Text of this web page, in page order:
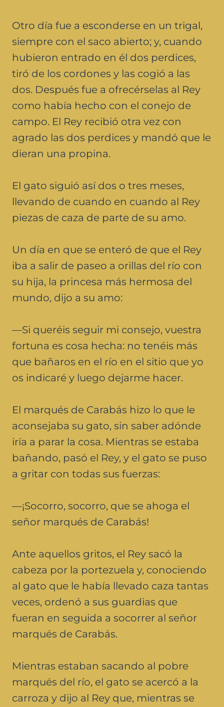
Otro día fue a esconderse en un trigal,
siempre con el saco abierto; y, cuando
hubieron entrado en él dos perdices,
tiró de los cordones y las cogió a las
dos. Después fue a ofrecérselas al Rey
como había hecho con el conejo de
campo. El Rey recibió otra vez con
agrado las dos perdices y mandó que le
dieran una propina.
El gato siguió así dos o tres meses,
llevando de cuando en cuando al Rey
piezas de caza de parte de su amo.
Un día en que se enteró de que el Rey
iba a salir de paseo a orillas del río con
su hija, la princesa más hermosa del
mundo, dijo a su amo:
—Si queréis seguir mi consejo, vuestra
fortuna es cosa hecha: no tenéis más
que bañaros en el río en el sitio que yo
os indicaré y luego dejarme hacer.
El marqués de Carabás hizo lo que le
aconsejaba su gato, sin saber adónde
iría a parar la cosa. Mientras se estaba
bañando, pasó el Rey, y el gato se puso
a gritar con todas sus fuerzas:
—¡Socorro, socorro, que se ahoga el
señor marqués de Carabás!
Ante aquellos gritos, el Rey sacó la
cabeza por la portezuela y, conociendo
al gato que le había llevado caza tantas
veces, ordenó a sus guardias que
fueran en seguida a socorrer al señor
marqués de Carabás.
Mientras estaban sacando al pobre
marqués del río, el gato se acercó a la
carroza y dijo al Rey que, mientras se